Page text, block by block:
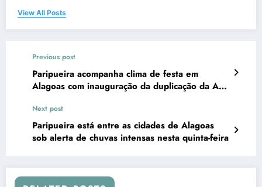
View All Posts
Previous post
Paripueira acompanha clima de festa em
Alagoas com inauguração da duplicação da AL-
Next post
Paripueira está entre as cidades de Alagoas
sob alerta de chuvas intensas nesta quinta-feira